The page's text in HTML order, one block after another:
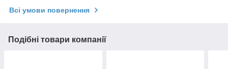
Всі умови повернення
Подібні товари компанії